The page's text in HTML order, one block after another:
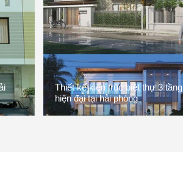
Thiết kế kiến trúc biệt thự 3 tầng
hiện đại tại hải phòng